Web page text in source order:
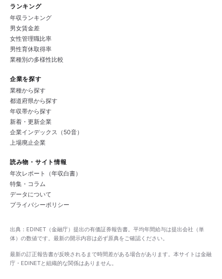
ランキング
年収ランキング
男女賃金差
女性管理職比率
男性育休取得率
業種別の多様性比較
企業を探す
業種から探す
都道府県から探す
年収帯から探す
新着・更新企業
企業インデックス（50音）
上場廃止企業
読み物・サイト情報
年次レポート（年収白書）
特集・コラム
データについて
プライバシーポリシー
出典：EDINET（金融庁）提出の有価証券報告書。平均年間給与は提出会社（単
体）の数値です。最新の開示内容は必ず原典をご確認ください。
最新の訂正報告書が反映されるまで時間差がある場合があります。本サイトは金融
庁・EDINETと組織的な関係はありません。